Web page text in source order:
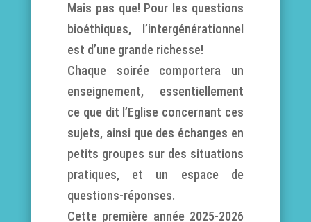
Mais pas que! Pour les questions
bioéthiques, l’intergénérationnel
est d’une grande richesse!
Chaque soirée comportera un
enseignement, essentiellement
ce que dit l’Eglise concernant ces
sujets, ainsi que des échanges en
petits groupes sur des situations
pratiques, et un espace de
questions-réponses.
Cette première année 2025-2026